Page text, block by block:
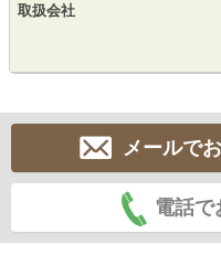
取扱会社
メールで
電話で